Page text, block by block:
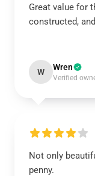
Great value for
constructed,
W Wren
Verified
Not only
penny.